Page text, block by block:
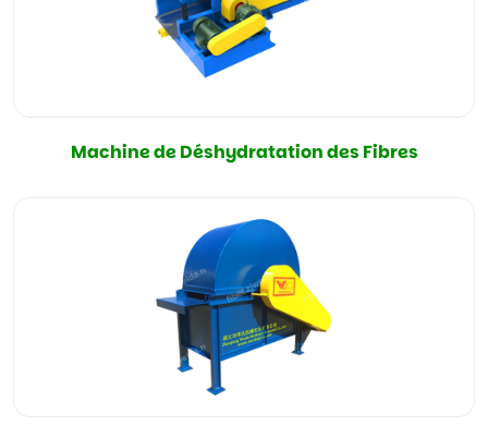
Machine de Déshydratation des Fibres